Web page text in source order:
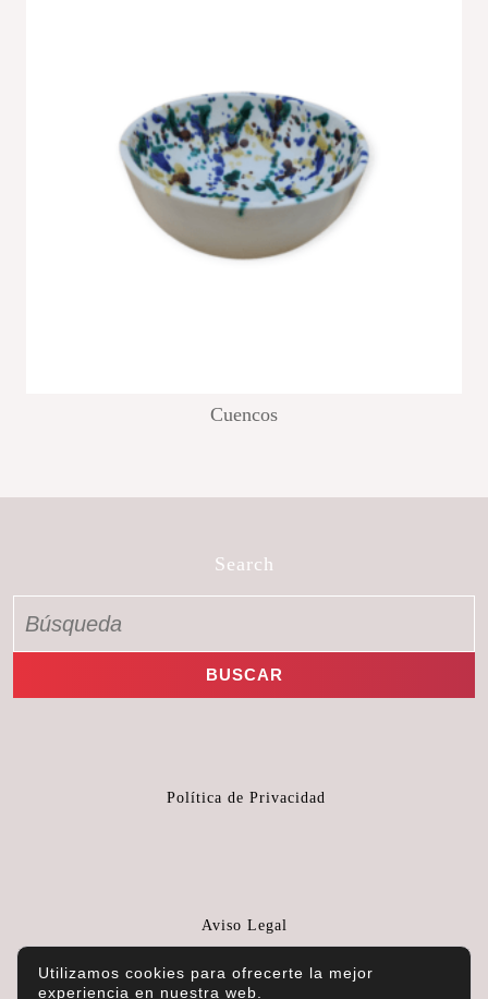
Cuencos
Search
Política de Privacidad
Aviso Legal
Utilizamos cookies para ofrecerte la mejor
experiencia en nuestra web.